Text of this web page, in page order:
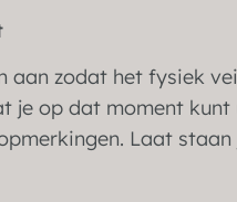
aan zodat het fysiek
je op dat moment
Laat